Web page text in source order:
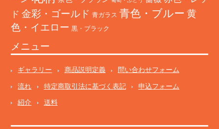
ド 金彩・ゴールド 青ガラス 青色・ブルー 黄
色・イエロー 黒・ブラック
メニュー
ギャラリー 商品説明定義 問い合わせフォーム
流れ 特定商取引法に基づく表記 申込フォーム
紹介 送料